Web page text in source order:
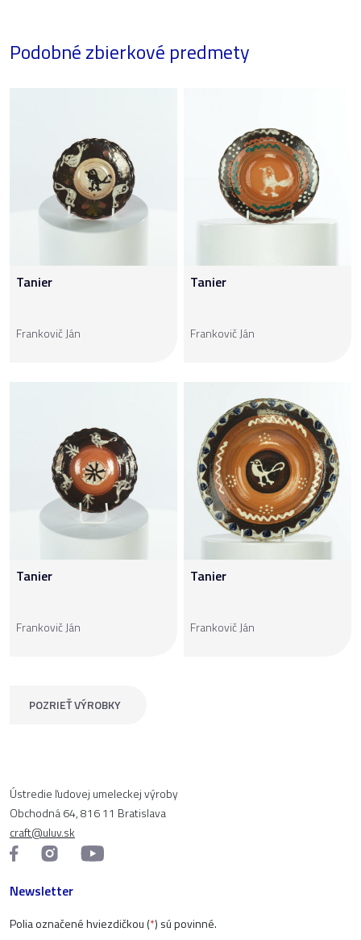
Podobné zbierkové predmety
Tanier
Frankovič Ján
Tanier
Frankovič Ján
Tanier
Frankovič Ján
Tanier
Frankovič Ján
POZRIEŤ VÝROBKY
Ústredie ľudovej umeleckej výroby
Obchodná 64, 816 11 Bratislava
craft@uluv.sk
Newsletter
Polia označené hviezdičkou (*) sú povinné.